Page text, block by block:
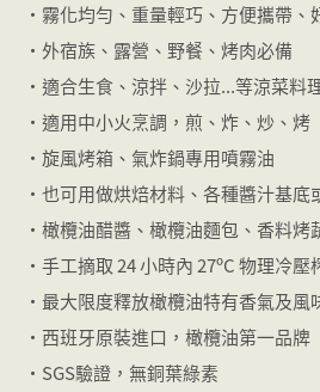
・霧化均勻、重量輕巧、方便攜帶、
・外宿族、露營、野餐、烤肉必備
・適合生食、涼拌、沙拉...等涼菜料
・適用中小火烹調，煎、炸、炒、烤
・旋風烤箱、氣炸鍋專用噴霧油
・也可用做烘焙材料、各種醬汁基底
・橄欖油醋醬、橄欖油麵包、香料烤
・手工摘取 24 小時內 27ºC 物理冷壓
・最大限度釋放橄欖油特有香氣及風
・西班牙原裝進口，橄欖油第一品牌
・SGS驗證，無銅葉綠素